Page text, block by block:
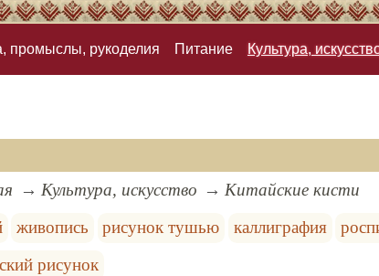
промыслы, рукоделия Питание Культура,
Культура, искусство
Китайские кисти
живопись рисунок тушью каллиграфия
рисунок